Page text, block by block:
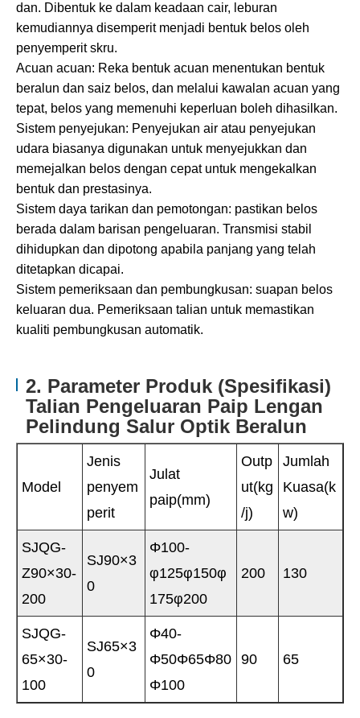
dan. Dibentuk ke dalam keadaan cair, leburan
kemudiannya disemperit menjadi bentuk belos oleh
penyemperit skru.
Acuan acuan: Reka bentuk acuan menentukan bentuk
beralun dan saiz belos, dan melalui kawalan acuan yang
tepat, belos yang memenuhi keperluan boleh dihasilkan.
Sistem penyejukan: Penyejukan air atau penyejukan
udara biasanya digunakan untuk menyejukkan dan
memejalkan belos dengan cepat untuk mengekalkan
bentuk dan prestasinya.
Sistem daya tarikan dan pemotongan: pastikan belos
berada dalam barisan pengeluaran. Transmisi stabil
dihidupkan dan dipotong apabila panjang yang telah
ditetapkan dicapai.
Sistem pemeriksaan dan pembungkusan: suapan belos
keluaran dua. Pemeriksaan talian untuk memastikan
kualiti pembungkusan automatik.
2. Parameter Produk (Spesifikasi)
Talian Pengeluaran Paip Lengan
Pelindung Salur Optik Beralun
Model
Jenis
penyem
perit
Julat
paip(mm)
Outp
ut(kg
/j)
Jumlah
Kuasa(k
w)
SJQG-
Z90×30-
200
SJ90×3
0
Φ100-
φ125φ150φ
175φ200
200 130
SJQG-
65×30-
100
SJ65×3
0
Φ40-
Φ50Φ65Φ80
Φ100
90 65